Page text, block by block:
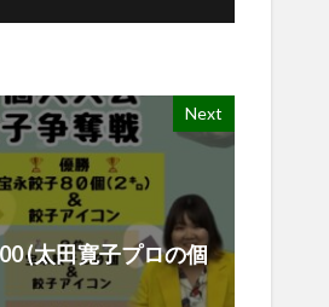
Next
(太田寛子プロの個